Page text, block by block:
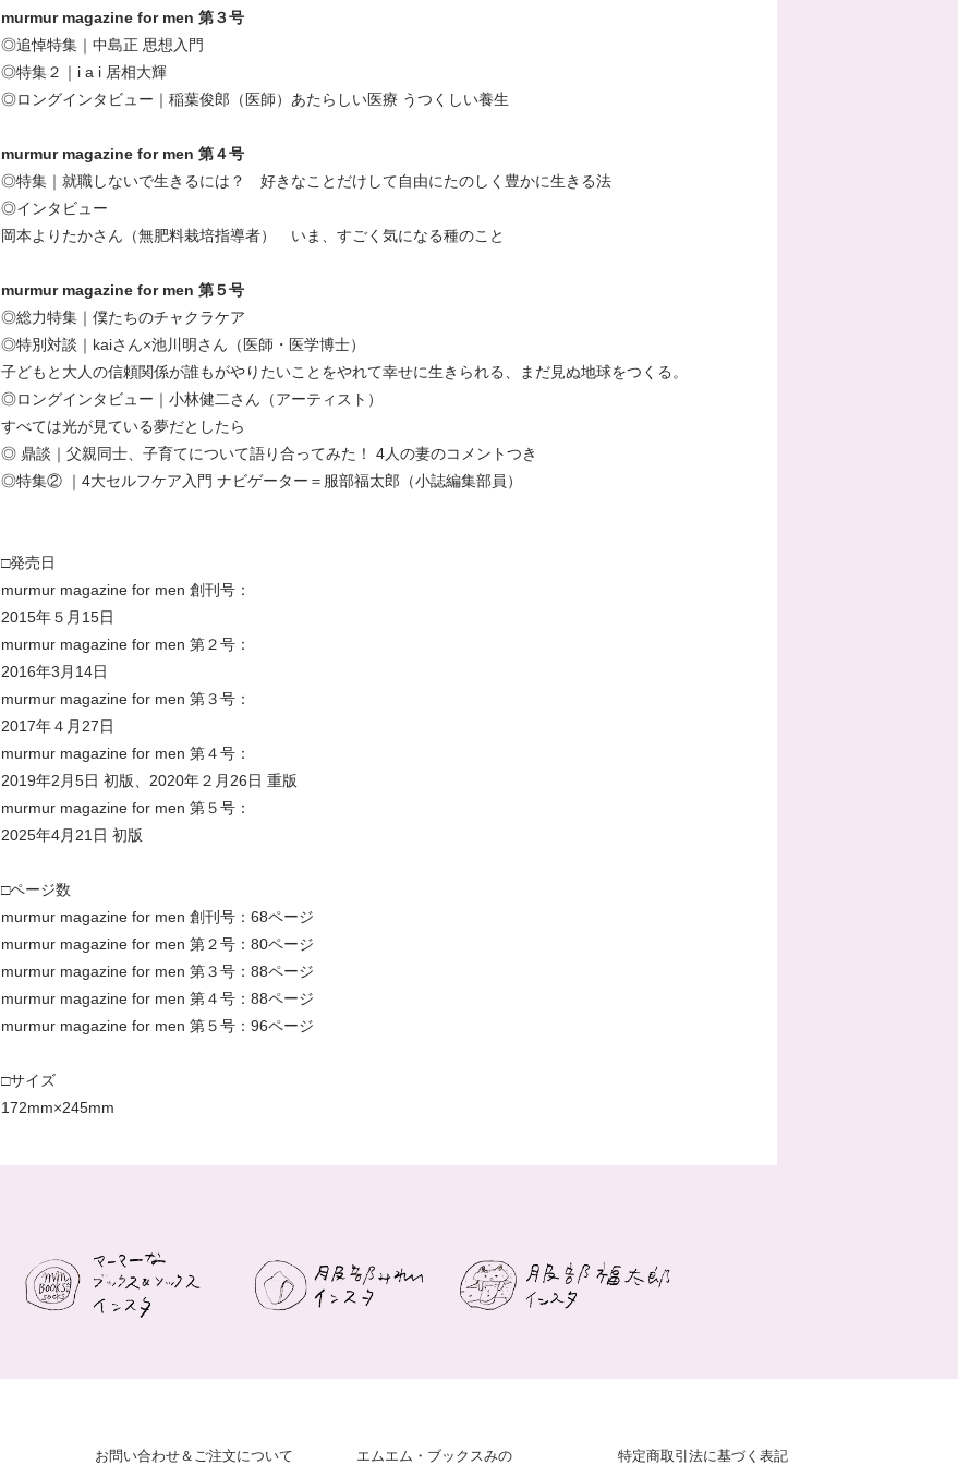
murmur magazine for men 第３号
◎追悼特集｜中島正 思想入門
◎特集２｜i a i 居相大輝
◎ロングインタビュー｜稲葉俊郎（医師）あたらしい医療 うつくしい養生
murmur magazine for men 第４号
◎特集｜就職しないで生きるには？ 好きなことだけして自由にたのしく豊かに生きる法
◎インタビュー
岡本よりたかさん（無肥料栽培指導者） いま、すごく気になる種のこと
murmur magazine for men 第５号
◎総力特集｜僕たちのチャクラケア
◎特別対談｜kaiさん×池川明さん（医師・医学博士）
子どもと大人の信頼関係が誰もがやりたいことをやれて幸せに生きられる、まだ見ぬ地球をつくる。
◎ロングインタビュー｜小林健二さん（アーティスト）
すべては光が見ている夢だとしたら
◎ 鼎談｜父親同士、子育てについて語り合ってみた！ 4人の妻のコメントつき
◎特集② ｜4大セルフケア入門 ナビゲーター＝服部福太郎（小誌編集部員）
□発売日
murmur magazine for men 創刊号：
2015年５月15日
murmur magazine for men 第２号：
2016年3月14日
murmur magazine for men 第３号：
2017年４月27日
murmur magazine for men 第４号：
2019年2月5日 初版、2020年２月26日 重版
murmur magazine for men 第５号：
2025年4月21日 初版
□ページ数
murmur magazine for men 創刊号：68ページ
murmur magazine for men 第２号：80ページ
murmur magazine for men 第３号：88ページ
murmur magazine for men 第４号：88ページ
murmur magazine for men 第５号：96ページ
□サイズ
172mm×245mm
お問い合わせ＆ご注文について エムエム・ブックスみの 特定商取引法に基づく表記